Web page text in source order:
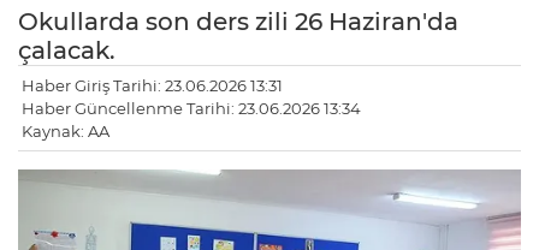
Okullarda son ders zili 26 Haziran'da
çalacak.
Haber Giriş Tarihi: 23.06.2026 13:31
Haber Güncellenme Tarihi: 23.06.2026 13:34
Kaynak: AA